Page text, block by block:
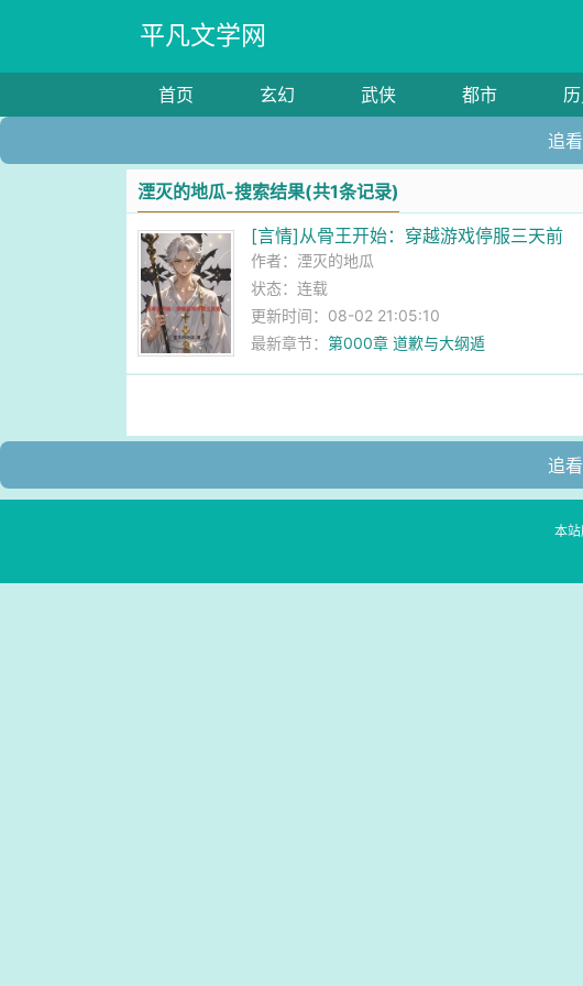
平凡文学网
首页 玄幻 武侠 都市
追
湮灭的地瓜-搜索结果(共1条记录)
[言情]从骨王开始：穿越游戏停服三天前
作者： 湮灭的地瓜
状态：连载
更新时间：08-02 21:05:10
最新章节：第000章 道歉与大纲遁
追
本